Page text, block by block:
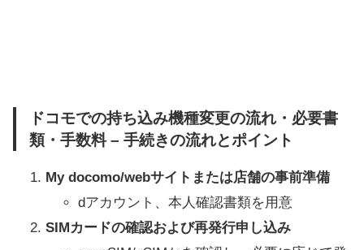
ドコモでの持ち込み機種変更の流れ・必要書
類・手数料 – 手続きの流れとポイント
My docomo/webサイトまたは店舗の事前準備
dアカウント、本人確認書類を用意
SIMカードの確認および再発行申し込み